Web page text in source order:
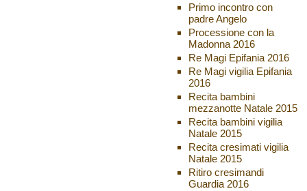
Primo incontro con
padre Angelo
Processione con la
Madonna 2016
Re Magi Epifania 2016
Re Magi vigilia Epifania
2016
Recita bambini
mezzanotte Natale 2015
Recita bambini vigilia
Natale 2015
Recita cresimati vigilia
Natale 2015
Ritiro cresimandi
Guardia 2016